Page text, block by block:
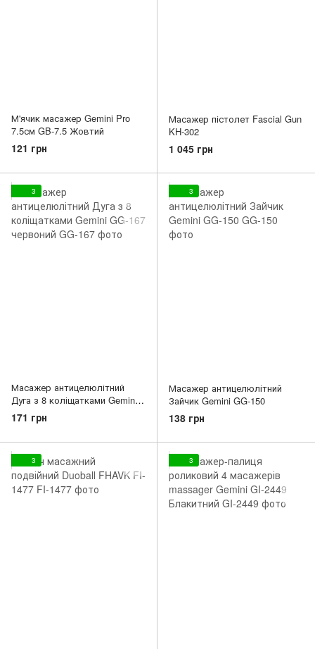
М'ячик масажер Gemini Pro
7.5см GB-7.5 Жовтий
121 грн
Масажер пістолет Fascial Gun
KH-302
1 045 грн
3
Масажер антицелюлітний
Дуга з 8 коліщатками Gemini
GG-167 червоний
171 грн
3
Масажер антицелюлітний
Зайчик Gemini GG-150
138 грн
3 3